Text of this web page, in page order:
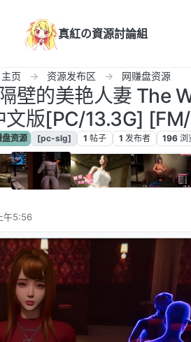
真紅の資源討論組
主页 资源发布区 网赚盘资源
壁的美艳人妻 The
文版[PC/13.3G]
资源 [pc-slg] 1 帖子 1 发布者 196 浏
午5:56